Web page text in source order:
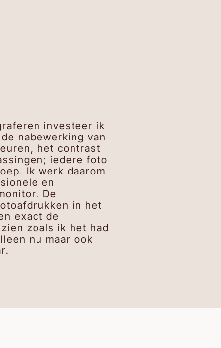
investeer ik
nabewerking van
het contrast
iedere foto
Ik werk daarom
en
De
in het
exact de
zoals ik het had
nu maar ook